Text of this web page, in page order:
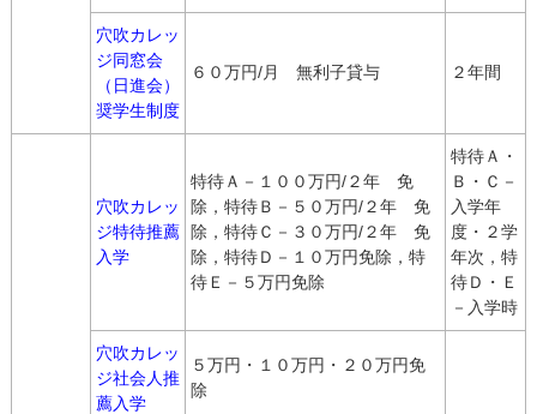
穴吹カレッ
ジ同窓会
（日進会）
奨学生制度
６０万円/月 無利子貸与 ２年間
穴吹カレッ
ジ特待推薦
入学
特待Ａ－１００万円/２年 免
除，特待Ｂ－５０万円/２年 免
除，特待Ｃ－３０万円/２年 免
除，特待Ｄ－１０万円免除，特
待Ｅ－５万円免除
特待Ａ・
Ｂ・Ｃ－
入学年
度・２学
年次，特
待Ｄ・Ｅ
－入学時
穴吹カレッ
ジ社会人推
薦入学
５万円・１０万円・２０万円免
除